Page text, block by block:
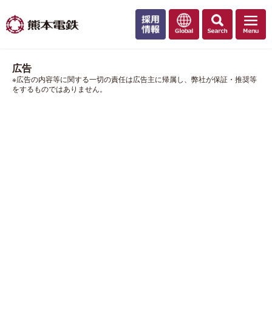
広告
※広告の内容等に関する一切の責任は広告主に帰属し、弊社が保証・推奨等
をするものではありません。